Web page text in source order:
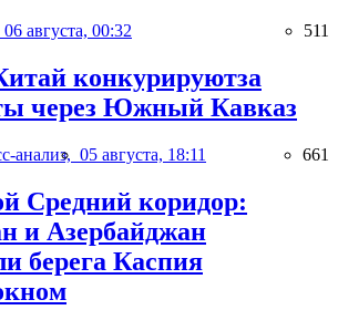
06 августа, 00:32 511
конкурируютза
через Южный Кавказ
анализ, 05 августа, 18:11 661
Средний коридор:
и Азербайджан
берега Каспия